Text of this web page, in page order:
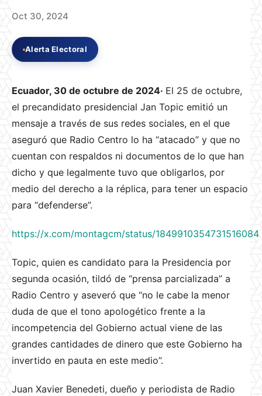
Oct 30, 2024
Alerta Electoral
Ecuador, 30 de octubre de 2024· El 25 de octubre,
el precandidato presidencial Jan Topic emitió un
mensaje a través de sus redes sociales, en el que
aseguró que Radio Centro lo ha “atacado” y que no
cuentan con respaldos ni documentos de lo que han
dicho y que legalmente tuvo que obligarlos, por
medio del derecho a la réplica, para tener un espacio
para “defenderse”.
https://x.com/montagcm/status/1849910354731516084
Topic, quien es candidato para la Presidencia por
segunda ocasión, tildó de “prensa parcializada” a
Radio Centro y aseveró que “no le cabe la menor
duda de que el tono apologético frente a la
incompetencia del Gobierno actual viene de las
grandes cantidades de dinero que este Gobierno ha
invertido en pauta en este medio”.
Juan Xavier Benedeti, dueño y periodista de Radio